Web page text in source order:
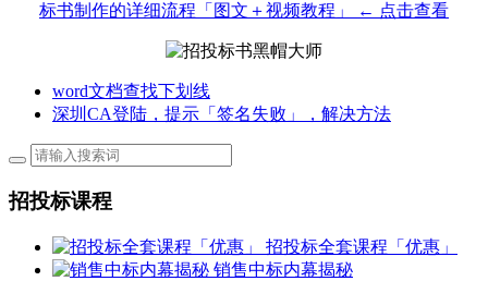
标书制作的详细流程「图文＋视频教程」 ← 点击查看
word文档查找下划线
深圳CA登陆，提示「签名失败」，解决方法
招投标课程
招投标全套课程「优惠」
销售中标内幕揭秘